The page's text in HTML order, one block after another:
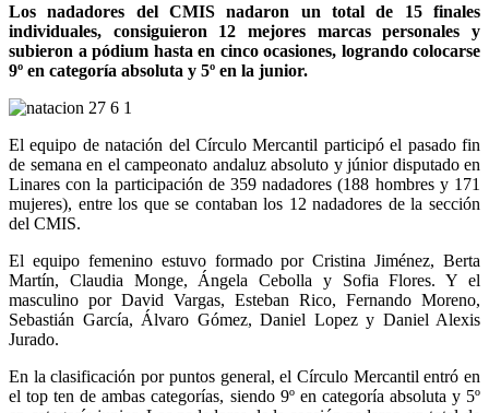
Los nadadores del CMIS nadaron un total de 15 finales
individuales, consiguieron 12 mejores marcas personales y
subieron a pódium hasta en cinco ocasiones, logrando colocarse
9º en categoría absoluta y 5º en la junior.
El equipo de natación del Círculo Mercantil participó el pasado fin
de semana en el campeonato andaluz absoluto y júnior disputado en
Linares con la participación de 359 nadadores (188 hombres y 171
mujeres), entre los que se contaban los 12 nadadores de la sección
del CMIS.
El equipo femenino estuvo formado por Cristina Jiménez, Berta
Martín, Claudia Monge, Ángela Cebolla y Sofia Flores. Y el
masculino por David Vargas, Esteban Rico, Fernando Moreno,
Sebastián García, Álvaro Gómez, Daniel Lopez y Daniel Alexis
Jurado.
En la clasificación por puntos general, el Círculo Mercantil entró en
el top ten de ambas categorías, siendo 9º en categoría absoluta y 5º